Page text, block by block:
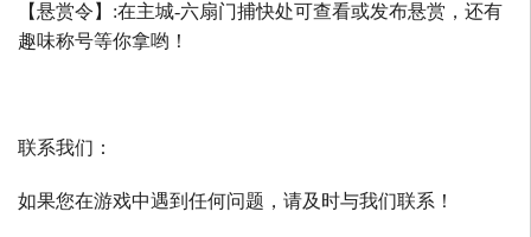
【悬赏令】 :在主城-六扇门捕快处可查看或发布悬赏，还有
趣味称号等你拿哟！
联系我们：
如果您在游戏中遇到任何问题，请及时与我们联系！